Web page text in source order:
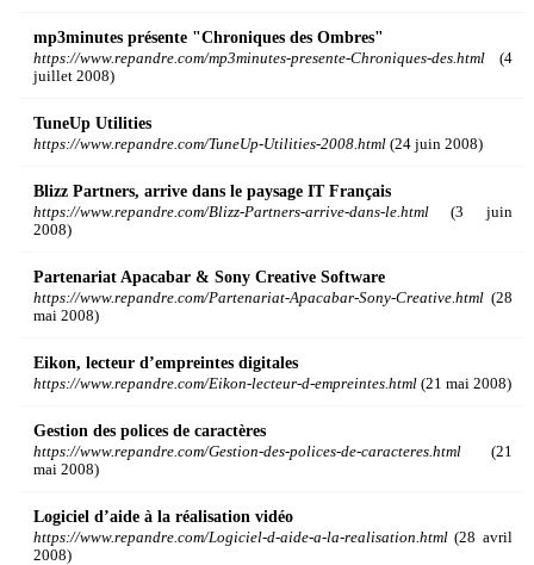
mp3minutes présente "Chroniques des Ombres"
https://www.repandre.com/mp3minutes-presente-Chroniques-des.html (4
juillet 2008)
TuneUp Utilities
https://www.repandre.com/TuneUp-Utilities-2008.html (24 juin 2008)
Blizz Partners, arrive dans le paysage IT Français
https://www.repandre.com/Blizz-Partners-arrive-dans-le.html (3 juin
2008)
Partenariat Apacabar & Sony Creative Software
https://www.repandre.com/Partenariat-Apacabar-Sony-Creative.html (28
mai 2008)
Eikon, lecteur d’empreintes digitales
https://www.repandre.com/Eikon-lecteur-d-empreintes.html (21 mai 2008)
Gestion des polices de caractères
https://www.repandre.com/Gestion-des-polices-de-caracteres.html (21
mai 2008)
Logiciel d’aide à la réalisation vidéo
https://www.repandre.com/Logiciel-d-aide-a-la-realisation.html (28 avril
2008)